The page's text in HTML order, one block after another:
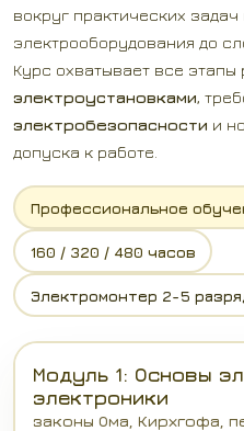
вокруг практических задач
электрооборудования до
Курс охватывает все этапы
электроустановками,
электробезопасности и
допуска к работе.
Профессиональное
160 / 320 / 480 часов
Электромонтер 2-5
Модуль 1: Основы
электроники
законы Ома, Кирхгофа,